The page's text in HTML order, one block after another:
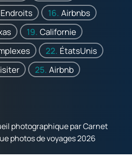
Endroits
Airbnbs
Californie
ÉtatsUnis
Airbnb
photographique par Carnet
photos de voyages 2026